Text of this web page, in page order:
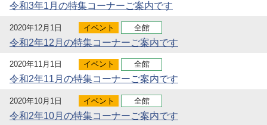
令和3年1月の特集コーナーご案内です
2020年12月1日 イベント 全館
令和2年12月の特集コーナーご案内です
2020年11月1日 イベント 全館
令和2年11月の特集コーナーご案内です
2020年10月1日 イベント 全館
令和2年10月の特集コーナーご案内です